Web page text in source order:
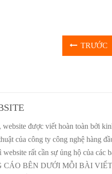
TRƯỚC
được viết hoàn toàn bởi
của công ty công nghệ hàng
rất cần sự ủng hộ của các
BÊN DƯỚI MỖI BÀI